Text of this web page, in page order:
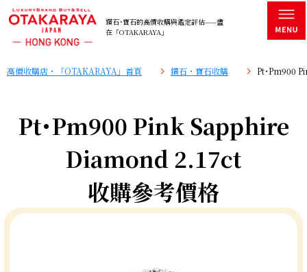
鑽石･寶石的高價收購與鑑定評估——盡
在「OTAKARAYA」
高價收購店・「OTAKARAYA」首頁 鑽石・寶石收購 Pt･Pm900
Pt･Pm900 Pink Sapphire
Diamond 2.17ct
收購參考價格